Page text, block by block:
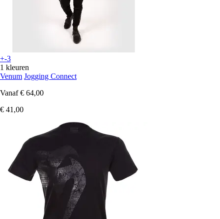
+-3
1 kleuren
Venum Jogging Connect
Vanaf € 64,00
€ 41,00